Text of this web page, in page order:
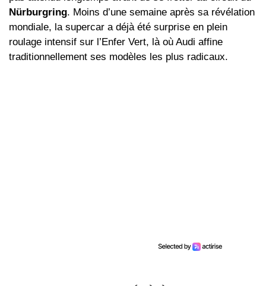
Nürburgring. Moins d’une semaine après sa révélation
mondiale, la supercar a déjà été surprise en plein
roulage intensif sur l’Enfer Vert, là où Audi affine
traditionnellement ses modèles les plus radicaux.